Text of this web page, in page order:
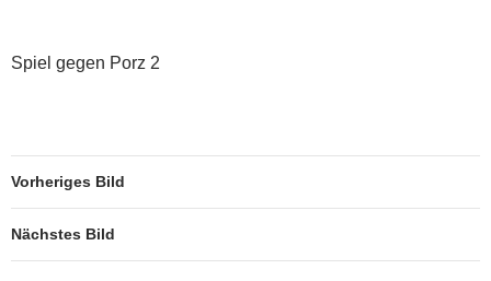
Spiel gegen Porz 2
Vorheriges Bild
Nächstes Bild